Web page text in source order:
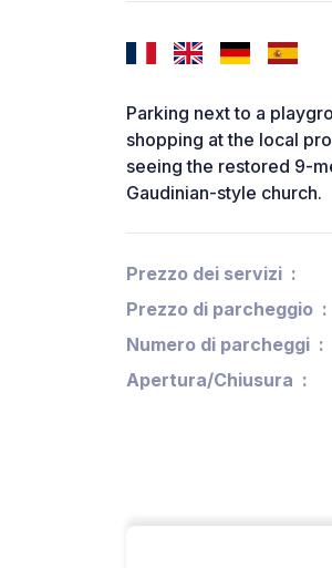
Parking next to a
shopping at the local
seeing the restored 9-
Gaudinian-style church.
Prezzo dei servizi
Prezzo di parcheggio
Numero di parcheggi
Apertura/Chiusura